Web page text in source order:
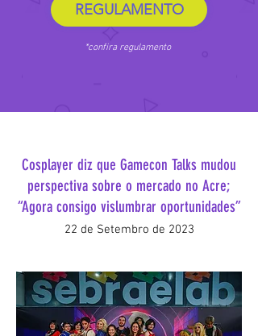
REGULAMENTO
*confira regulamento
Cosplayer diz que Gamecon Talks mudou
perspectiva sobre o mercado no Acre;
“Agora consigo vislumbrar oportunidades”
22 de Setembro de 2023